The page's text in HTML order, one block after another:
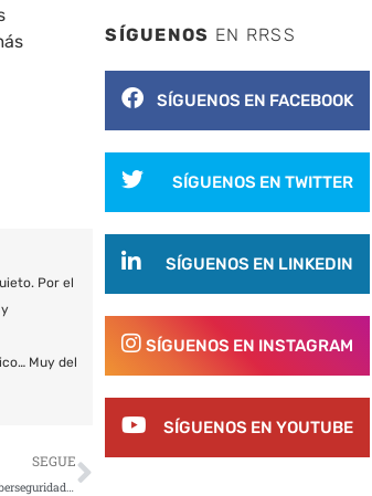
Por el
Muy del
SEGUE
La burocracia frena los proyectos de ciberseguridad industrial
Siguiente
SÍGUENOS EN RRSS
SÍGUENOS EN FACEBOOK
SÍGUENOS EN TWITTER
SÍGUENOS EN LINKEDIN
SÍGUENOS EN INSTAGRAM
SÍGUENOS EN YOUTUBE